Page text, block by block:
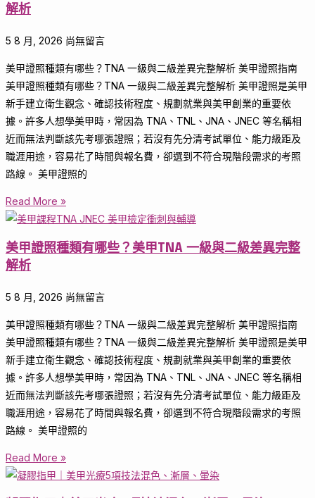
解析
5 8 月, 2026 尚無留言
美甲證照種類有哪些？TNA 一級與二級差異完整解析 美甲證照指南
美甲證照種類有哪些？TNA 一級與二級差異完整解析 美甲證照是美甲
新手建立衛生觀念、確認技術程度、規劃就業與美甲創業的重要依
據。許多人想學美甲時，常因為 TNA、TNL、JNA、JNEC 等名稱相
近而無法判斷該先考哪張證照；若沒有先分清考試單位、能力級距及
職涯用途，容易花了時間與報名費，卻選到不符合現階段需求的考照
路線。 美甲證照的
Read More »
美甲證照種類有哪些？美甲TNA 一級與二級差異完整
解析
5 8 月, 2026 尚無留言
美甲證照種類有哪些？TNA 一級與二級差異完整解析 美甲證照指南
美甲證照種類有哪些？TNA 一級與二級差異完整解析 美甲證照是美甲
新手建立衛生觀念、確認技術程度、規劃就業與美甲創業的重要依
據。許多人想學美甲時，常因為 TNA、TNL、JNA、JNEC 等名稱相
近而無法判斷該先考哪張證照；若沒有先分清考試單位、能力級距及
職涯用途，容易花了時間與報名費，卻選到不符合現階段需求的考照
路線。 美甲證照的
Read More »